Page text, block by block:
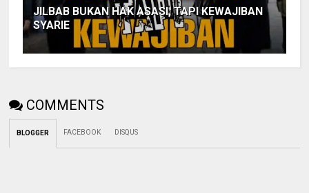
JILBAB BUKAN HAK ASASI, TAPI KEWAJIBAN
SYARIE
COMMENTS
BLOGGER FACEBOOK DISQUS